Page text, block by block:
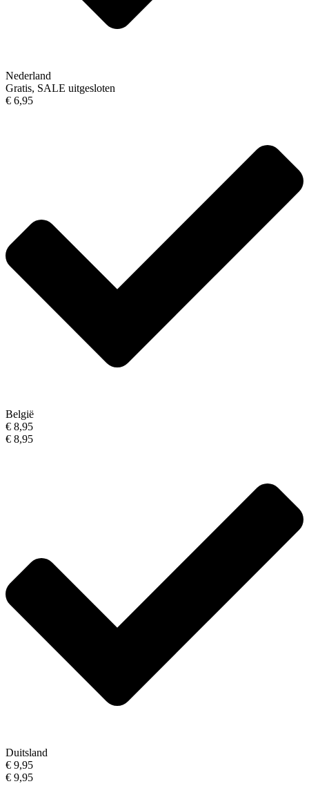
Nederland
Gratis, SALE uitgesloten
€ 6,95
België
€ 8,95
€ 8,95
Duitsland
€ 9,95
€ 9,95